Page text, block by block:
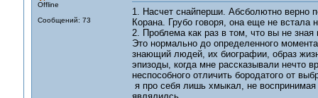
Offline
Сообщений: 73
1. Насчет снайперши. Абсболютно верно
Корана. Грубо говоря, она еще не встала
2. Проблема как раз в том, что вы не
Это нормально до определенного
знающий людей, их биографии, образ
эпизоды, когда мне рассказывали нечто
неспособного отличить бородатого от
я про себя лишь хмыкал, не